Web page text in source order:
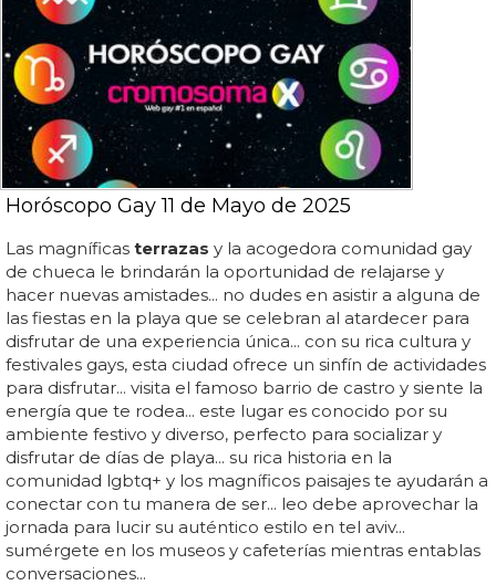
Horóscopo Gay 11 de Mayo de 2025
Las magníficas terrazas y la acogedora comunidad gay
de chueca le brindarán la oportunidad de relajarse y
hacer nuevas amistades... no dudes en asistir a alguna de
las fiestas en la playa que se celebran al atardecer para
disfrutar de una experiencia única... con su rica cultura y
festivales gays, esta ciudad ofrece un sinfín de actividades
para disfrutar... visita el famoso barrio de castro y siente la
energía que te rodea... este lugar es conocido por su
ambiente festivo y diverso, perfecto para socializar y
disfrutar de días de playa... su rica historia en la
comunidad lgbtq+ y los magníficos paisajes te ayudarán a
conectar con tu manera de ser... leo debe aprovechar la
jornada para lucir su auténtico estilo en tel aviv...
sumérgete en los museos y cafeterías mientras entablas
conversaciones...